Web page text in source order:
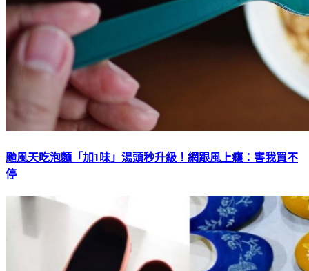
颱風天吃泡麵「加1味」湯頭秒升級！網跟風上癮：害我買不
停